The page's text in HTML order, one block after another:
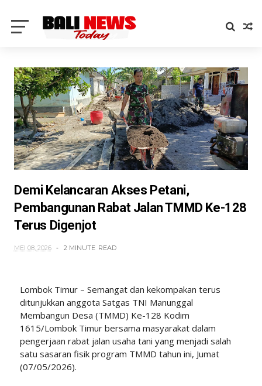
Demi Kelancaran Akses Petani,
Pembangunan Rabat Jalan TMMD Ke-128
Terus Digenjot
MEI 08, 2026 2 MINUTE READ
Lombok Timur – Semangat dan kekompakan terus
ditunjukkan anggota Satgas TNI Manunggal
Membangun Desa (TMMD) Ke-128 Kodim
1615/Lombok Timur bersama masyarakat dalam
pengerjaan rabat jalan usaha tani yang menjadi salah
satu sasaran fisik program TMMD tahun ini, Jumat
(07/05/2026).